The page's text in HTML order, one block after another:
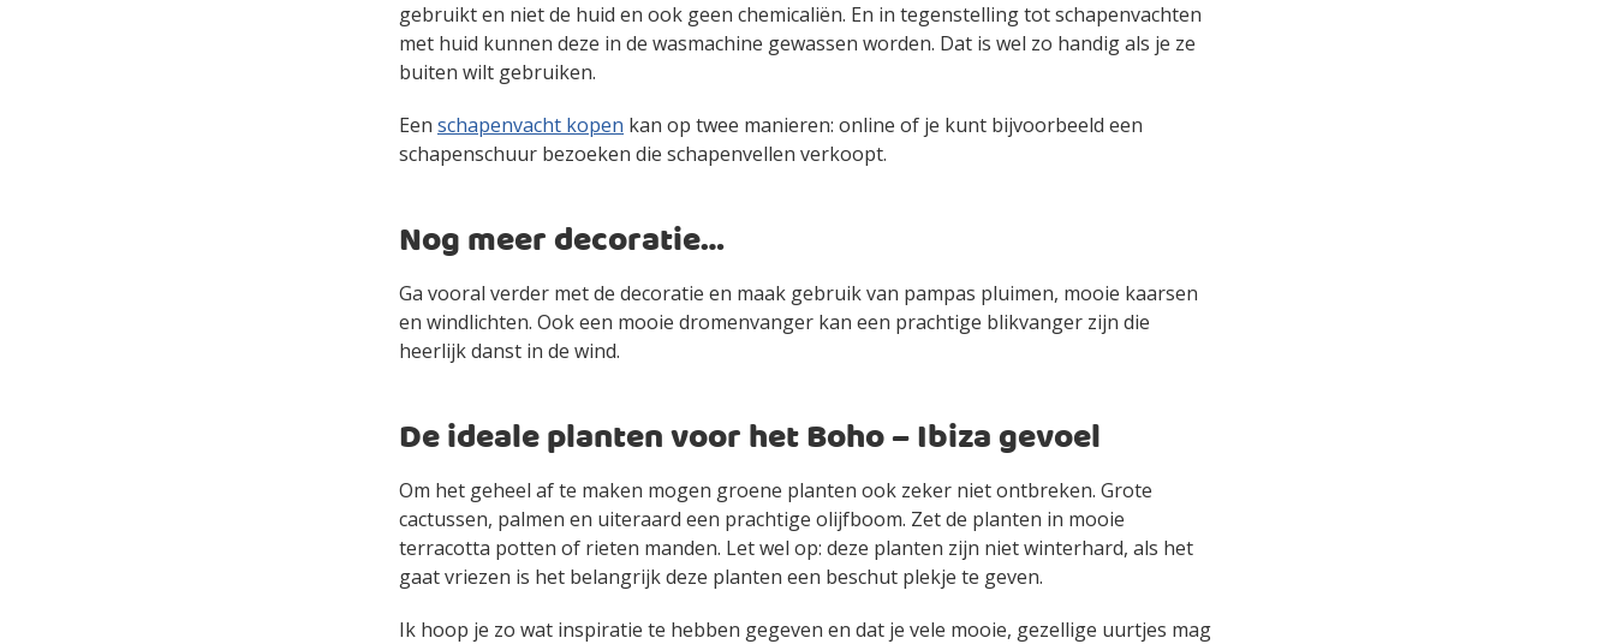
gebruikt en niet de huid en ook geen chemicaliën. En in tegenstelling tot schapenvachten
met huid kunnen deze in de wasmachine gewassen worden. Dat is wel zo handig als je ze
buiten wilt gebruiken.
Een schapenvacht kopen kan op twee manieren: online of je kunt bijvoorbeeld een
schapenschuur bezoeken die schapenvellen verkoopt.
Nog meer decoratie…
Ga vooral verder met de decoratie en maak gebruik van pampas pluimen, mooie kaarsen
en windlichten. Ook een mooie dromenvanger kan een prachtige blikvanger zijn die
heerlijk danst in de wind.
De ideale planten voor het Boho – Ibiza gevoel
Om het geheel af te maken mogen groene planten ook zeker niet ontbreken. Grote
cactussen, palmen en uiteraard een prachtige olijfboom. Zet de planten in mooie
terracotta potten of rieten manden. Let wel op: deze planten zijn niet winterhard, als het
gaat vriezen is het belangrijk deze planten een beschut plekje te geven.
Ik hoop je zo wat inspiratie te hebben gegeven en dat je vele mooie, gezellige uurtjes mag